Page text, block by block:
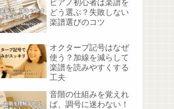
ピアノ初心者は楽譜を
どう選ぶ？失敗しない
楽譜選びのコツ
オクターブ記号はなぜ
使う？加線を減らして
楽譜を読みやすくする
工夫
音階の仕組みを覚えれ
ば、調号に迷わない！